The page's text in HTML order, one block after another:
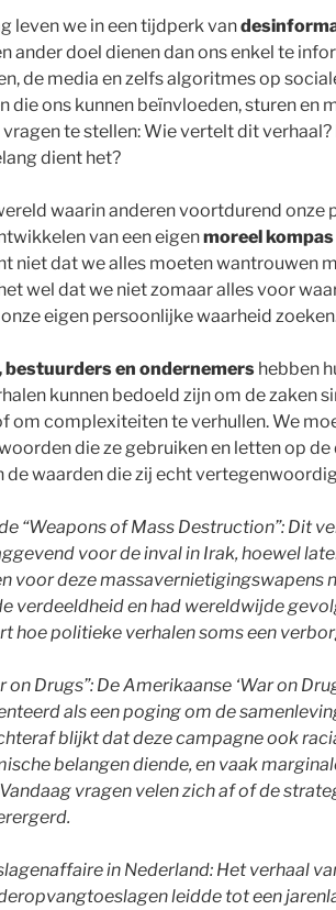
leven we in een tijdperk van
ander doel dienen dan ons enkel te
de media en zelfs algoritmes op
die ons kunnen beïnvloeden, sturen en
te stellen: Wie vertelt dit
dient het?
waarin anderen voortdurend onze
van een eigenmoreel kompas
niet dat we alles moeten wantrouwen
wel dat we niet zomaar alles voor
eigen persoonlijke waarheid
bestuurders en ondernemers hebben
kunnen bedoeld zijn om de zaken
om complexiteiten te verhullen. We
die ze gebruiken en letten op de
de waarden die zij echt
“Weapons of Mass Destruction”: Dit
voor de inval in Irak, hoewel
voor deze massavernietigingswapens
verdeeldheid en had wereldwijde
hoe politieke verhalen soms een
on Drugs”: De Amerikaanse ‘War on
als een poging om de
blijkt dat deze campagne ook
belangen diende, en vaak
vragen velen zich af of de
in Nederland: Het verhaal
leidde tot een